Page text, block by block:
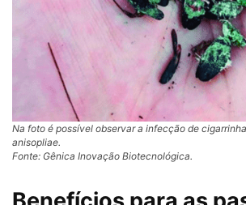
Na foto é possível observar a infecção de
anisopliae.
Fonte: Gênica Inovação Biotecnológica.